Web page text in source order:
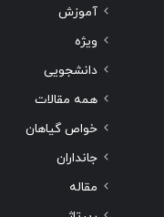
آموزش
ویژه
دانشجویی
همه مقالات
خواص گیاهان
جانداران
مقاله